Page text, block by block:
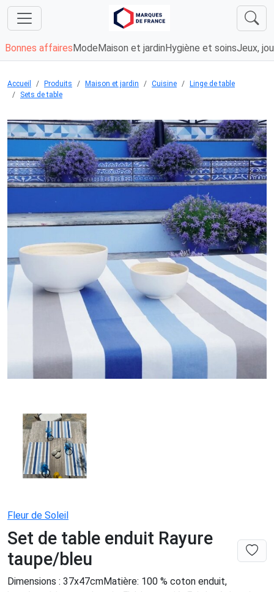
Bonnes affaires Mode Maison et jardin Hygiène et soinsJeux,
Accueil Produits Maison et jardin Cuisine
Linge de table
Sets de table
Fleur de Soleil
Set de table enduit Rayure
taupe/bleu
Dimensions : 37x47cmMatière: 100 % coton enduit,